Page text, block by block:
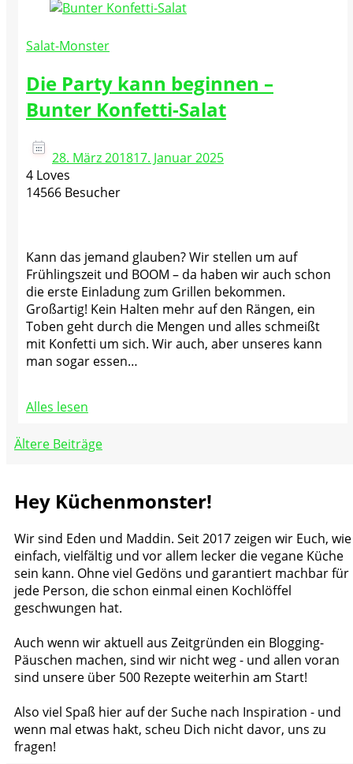
Salat-Monster
Die Party kann beginnen –
Bunter Konfetti-Salat
28. März 201817. Januar 2025
4 Loves
14566 Besucher
Kann das jemand glauben? Wir stellen um auf
Frühlingszeit und BOOM – da haben wir auch schon
die erste Einladung zum Grillen bekommen.
Großartig! Kein Halten mehr auf den Rängen, ein
Toben geht durch die Mengen und alles schmeißt
mit Konfetti um sich. Wir auch, aber unseres kann
man sogar essen…
Alles lesen
Beitragsnavigation
Ältere Beiträge
Hey Küchenmonster!
Wir sind Eden und Maddin. Seit 2017 zeigen wir Euch, wie
einfach, vielfältig und vor allem lecker die vegane Küche
sein kann. Ohne viel Gedöns und garantiert machbar für
jede Person, die schon einmal einen Kochlöffel
geschwungen hat.
Auch wenn wir aktuell aus Zeitgründen ein Blogging-
Päuschen machen, sind wir nicht weg - und allen voran
sind unsere über 500 Rezepte weiterhin am Start!
Also viel Spaß hier auf der Suche nach Inspiration - und
wenn mal etwas hakt, scheu Dich nicht davor, uns zu
fragen!